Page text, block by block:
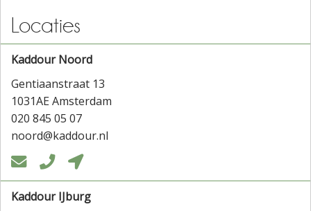
Locaties
Kaddour Noord
Gentiaanstraat 13
1031AE Amsterdam
020 845 05 07
noord@kaddour.nl
  
Kaddour IJburg